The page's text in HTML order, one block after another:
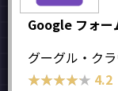
Google フォー
グーグル・ク
★★★★★
★★★★★ 4.2